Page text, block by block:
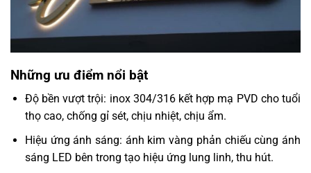
Những ưu điểm nổi bật
Độ bền vượt trội: inox 304/316 kết hợp mạ PVD cho tuổi
thọ cao, chống gỉ sét, chịu nhiệt, chịu ẩm.
Hiệu ứng ánh sáng: ánh kim vàng phản chiếu cùng ánh
sáng LED bên trong tạo hiệu ứng lung linh, thu hút.